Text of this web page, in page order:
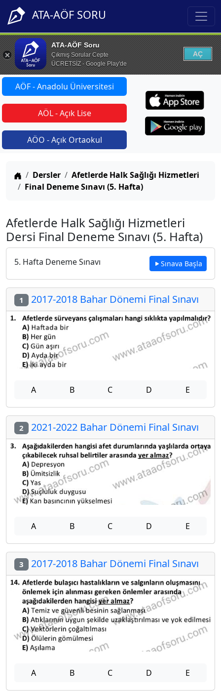
ATA-AÖF SORU
ATA-AÖF Soru
Çıkmış Sorular Cepte
ÜCRETSİZ - Google Play'de
AÇ
AÖF - Anadolu Üniversitesi
AÖL - Açık Lise
AÖO - Açık Ortaokul
Anasayfa
Dersler
Afetlerde Halk Sağlığı Hizmetleri
Final Deneme Sınavı (5. Hafta)
Afetlerde Halk Sağlığı Hizmetleri
Dersi Final Deneme Sınavı (5. Hafta)
5. Hafta Deneme Sınavı Sınava Başla
1 2017-2018 Bahar Dönemi Final Sınavı
A B C D E
2 2021-2022 Bahar Dönemi Final Sınavı
A B C D E
3 2017-2018 Bahar Dönemi Final Sınavı
A B C D E